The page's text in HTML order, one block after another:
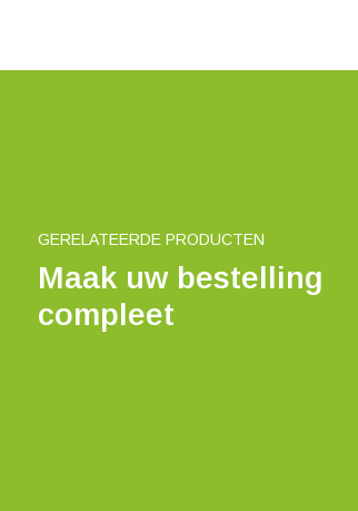
GERELATEERDE PRODUCTEN
Maak uw bestelling
compleet